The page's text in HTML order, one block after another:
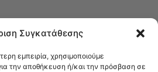
Συγκατάθεσης
εμπειρία, χρησιμοποιούμε
την αποθήκευση ή/και την πρόσβαση σε